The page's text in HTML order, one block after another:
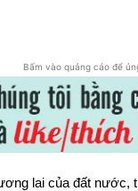
Bấm vào quảng cáo để
lai của đất nước,